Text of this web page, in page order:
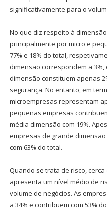
significativamente para o
No que diz respeito à
principalmente por micro e
77% e 18% do total,
dimensão correspondem a
dimensão constituem apenas
segurança. No entanto, em
microempresas representam
pequenas empresas
média dimensão com 19%.
empresas de grande
com 63% do total.
Quando se trata de risco,
apresenta um nível médio de
volume de negócios. As
a 34% e contribuem com 53%